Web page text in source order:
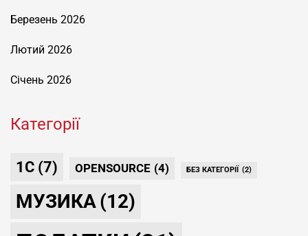
Березень 2026
Лютий 2026
Січень 2026
Категорії
1С (7) OPENSOURCE (4) БЕЗ КАТЕГОРІЇ (2)
МУЗИКА(12)